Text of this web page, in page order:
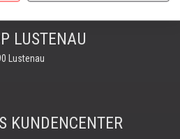
LUSTENAU
Lustenau
KUNDENCENTER